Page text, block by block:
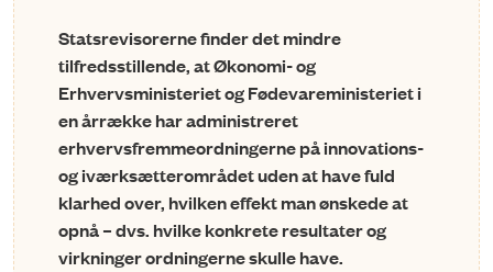
Statsrevisorerne finder det mindre
tilfredsstillende, at Økonomi- og
Erhvervsministeriet og Fødevareministeriet i
en årrække har administreret
erhvervsfremmeordningerne på innovations-
og iværksætterområdet uden at have fuld
klarhed over, hvilken effekt man ønskede at
opnå – dvs. hvilke konkrete resultater og
virkninger ordningerne skulle have.